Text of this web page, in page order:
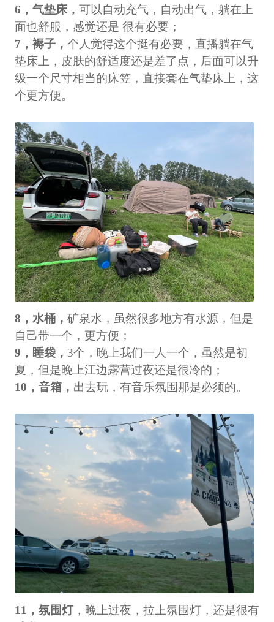
6，气垫床， 可以自动充气，自动出气，躺在上
面也舒服，感觉还是 很有必要；
7，褥子， 个人觉得这个挺有必要，直播躺在气
垫床上，皮肤的舒适度还是差了点，后面可以升
级一个尺寸相当的床笠，直接套在气垫床上，这
个更方便。
8，水桶， 矿泉水，虽然很多地方有水源，但是
自己带一个，更方便；
9，睡袋， 3个，晚上我们一人一个，虽然是初
夏，但是晚上江边露营过夜还是很冷的；
10，音箱， 出去玩，有音乐氛围那是必须的。
11，氛围灯，晚上过夜，拉上氛围灯，还是很有